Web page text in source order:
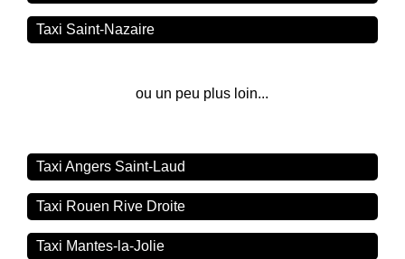
Taxi Saint-Nazaire
ou un peu plus loin...
Taxi Angers Saint-Laud
Taxi Rouen Rive Droite
Taxi Mantes-la-Jolie